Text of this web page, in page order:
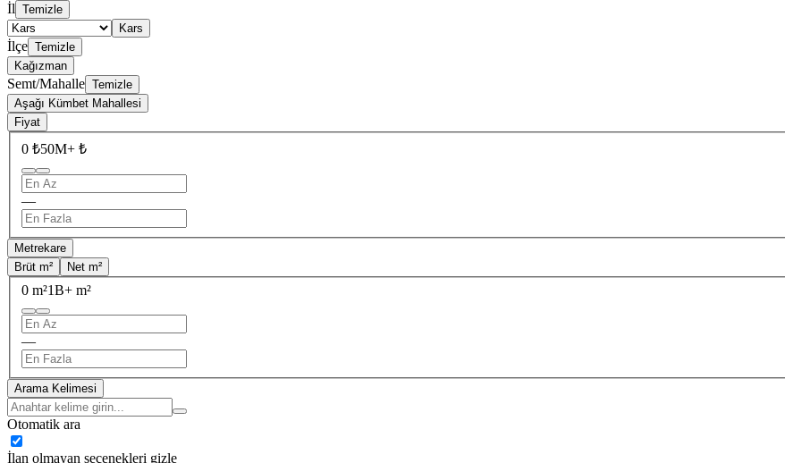
İl Temizle
Kars
İlçe Temizle
Kağızman
Semt/Mahalle Temizle
Aşağı Kümbet Mahallesi
Fiyat
0 ₺50M+ ₺
—
Metrekare
Brüt m²
Net m²
0 m²1B+ m²
—
Arama Kelimesi
Otomatik ara
İlan olmayan seçenekleri gizle